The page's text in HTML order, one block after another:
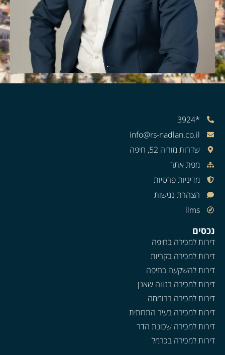
*3924
info@rs-nadlan.co.il
שדרות מוריה 52, חיפה
מפת אתר
מדיניות פרטיות
הצהרת נגישות
llms
נכסים
דירות למכירה בחיפה
דירות למכירה בקריות
דירות להשקעה בחיפה
דירות למכירה בנווה שאנן
דירות למכירה ברוממה
דירות למכירה בעיר התחתית
דירות למכירה שכונת הדר
דירות למכירה בכרמל